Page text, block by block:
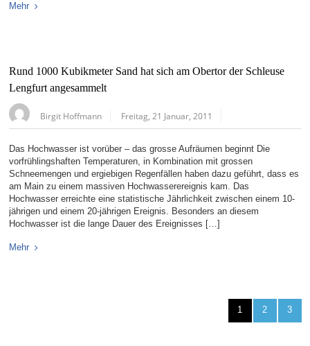
Mehr
Rund 1000 Kubikmeter Sand hat sich am Obertor der Schleuse
Lengfurt angesammelt
Birgit Hoffmann Freitag, 21 Januar, 2011
Das Hochwasser ist vorüber – das grosse Aufräumen beginnt Die
vorfrühlingshaften Temperaturen, in Kombination mit grossen
Schneemengen und ergiebigen Regenfällen haben dazu geführt, dass es
am Main zu einem massiven Hochwasserereignis kam. Das
Hochwasser erreichte eine statistische Jährlichkeit zwischen einem 10-
jährigen und einem 20-jährigen Ereignis. Besonders an diesem
Hochwasser ist die lange Dauer des Ereignisses […]
Mehr
1 2 3